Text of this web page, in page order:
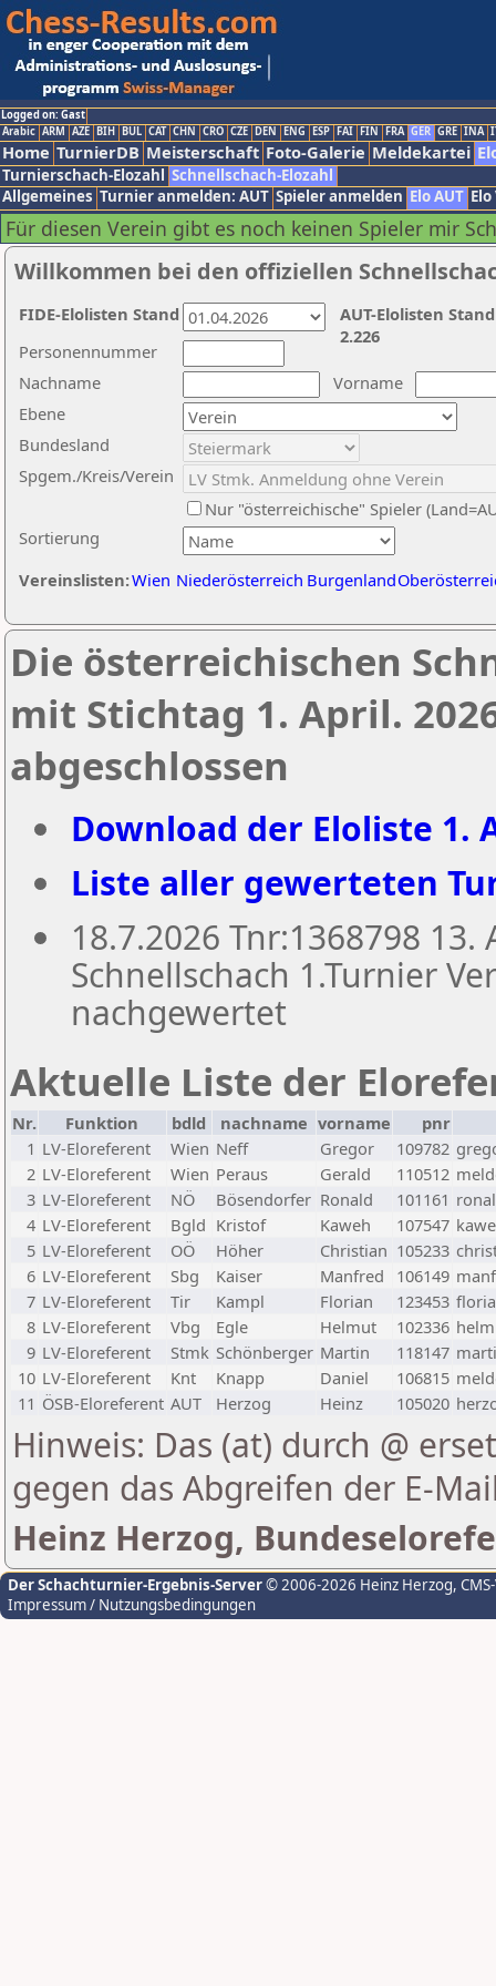
Logged on: Gast
Arabic ARM AZE BIH BUL CAT CHN CRO CZE DEN ENG ESP FAI FIN FRA GER GRE INA
Home TurnierDB Meisterschaft Foto-Galerie Meldekartei
Turnierschach-Elozahl Schnellschach-Elozahl
Allgemeines Turnier anmelden: AUT Spieler anmelden Elo AUT
Für diesen Verein gibt es noch keinen Spieler mir
Willkommen bei den offiziellen
Nachname
Vorname
Ebene
Sortierung
Personennummer
Bundesland
Spgem./Kreis/Verein
Nur "österreichische" Spieler
Vereinslisten:Wien Niederösterreich Burgenland
AUT-Elolisten
2.226
FIDE-Elolisten Stand
Die österreichischen
mit Stichtag 1. April.
abgeschlossen
Download der Eloliste 1.
Liste aller gewerteten
18.7.2026 Tnr:1368798
Schnellschach 1.Turnier
nachgewertet
Aktuelle Liste der
Nr. Funktion bdld nachname vorname
pnr
1 LV-Eloreferent Wien Neff Gregor 109782
2 LV-Eloreferent Wien Peraus Gerald 110512
3 LV-Eloreferent NÖ Bösendorfer Ronald 101161
4 LV-Eloreferent Bgld Kristof Kaweh 107547
5 LV-Eloreferent OÖ Höher Christian 105233
6 LV-Eloreferent Sbg Kaiser Manfred 106149
7 LV-Eloreferent Tir Kampl Florian 123453
8 LV-Eloreferent Vbg Egle Helmut 102336
9 LV-Eloreferent Stmk Schönberger Martin 118147
10 LV-Eloreferent Knt Knapp Daniel 106815
11 ÖSB-Eloreferent AUT Herzog Heinz 105020
Hinweis: Das (at) durch @
gegen das Abgreifen der E-
Heinz Herzog,
Der Schachturnier-Ergebnis-Server© 2006-2026 Heinz Herzog,
Impressum / Nutzungsbedingungen